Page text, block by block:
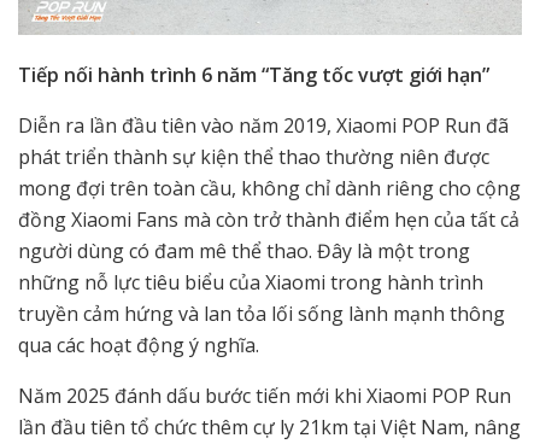
Tiếp nối hành trình 6 năm “Tăng tốc vượt giới hạn”
Diễn ra lần đầu tiên vào năm 2019, Xiaomi POP Run đã
phát triển thành sự kiện thể thao thường niên được
mong đợi trên toàn cầu, không chỉ dành riêng cho cộng
đồng Xiaomi Fans mà còn trở thành điểm hẹn của tất cả
người dùng có đam mê thể thao. Đây là một trong
những nỗ lực tiêu biểu của Xiaomi trong hành trình
truyền cảm hứng và lan tỏa lối sống lành mạnh thông
qua các hoạt động ý nghĩa.
Năm 2025 đánh dấu bước tiến mới khi Xiaomi POP Run
lần đầu tiên tổ chức thêm cự ly 21km tại Việt Nam, nâng